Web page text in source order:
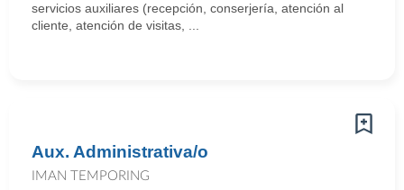
servicios auxiliares (recepción, conserjería, atención al
cliente, atención de visitas, ...
Aux. Administrativa/o
IMAN TEMPORING